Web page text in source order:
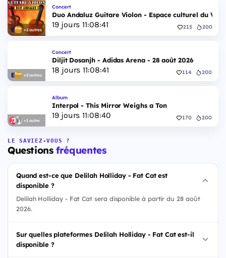
+2 autres
Concert
Duo Andaluz Guitare Violon - Espace culturel du
19jours 11:08:40 215 200
+2 autres
Concert
Diljit Dosanjh - Adidas Arena - 28 août 2026
18 jours 11:08:40 114 200
+1 autre
Album
Interpol - This Mirror Weighs a Ton
19jours 11:08:39 170 200
LE SAVIEZ-VOUS ?
Questionsfréquentes
Quand est-ce que Delilah Holliday - Fat Cat est
disponible ?
Delilah Holliday - Fat Cat sera disponible à partir du 28 août
2026.
Sur quelles plateformes Delilah Holliday - Fat Cat est-il
disponible ?